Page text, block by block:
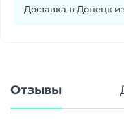
Доставка в Донецк
Отзывы